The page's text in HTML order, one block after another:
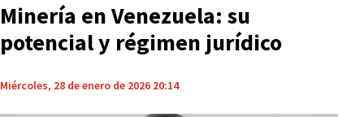
Minería en Venezuela: su
potencial y régimen jurídico
Miércoles, 28 de enero de 2026 20:14